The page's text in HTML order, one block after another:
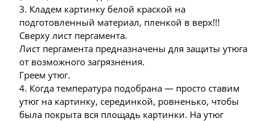
3. Кладем картинку белой краской на
подготовленный материал, пленкой в верх!!!
Сверху лист пергамента.
Лист пергамента предназначены для защиты утюга
от возможного загрязнения.
Греем утюг.
4. Когда температура подобрана — просто ставим
утюг на картинку, серединкой, ровненько, чтобы
была покрыта вся площадь картинки. На утюг